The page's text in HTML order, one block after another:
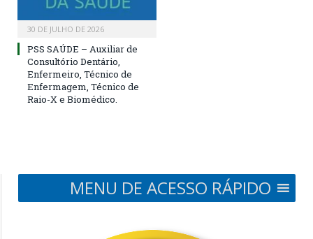
30 DE JULHO DE 2026
PSS SAÚDE – Auxiliar de
Consultório Dentário,
Enfermeiro, Técnico de
Enfermagem, Técnico de
Raio-X e Biomédico.
MENU DE ACESSO RÁPIDO